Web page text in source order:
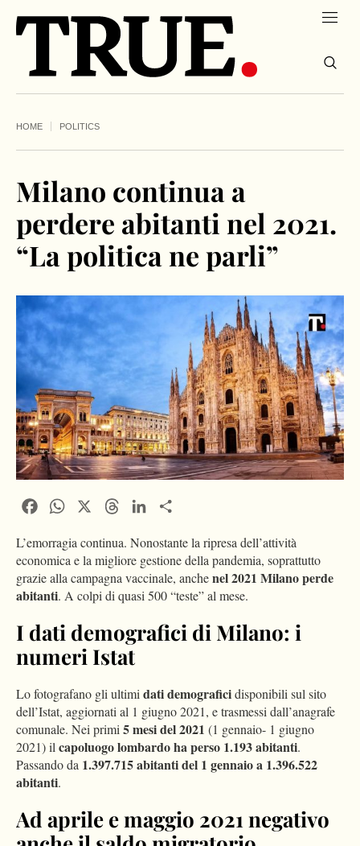
HOME POLITICS
Milano continua a
perdere abitanti nel 2021.
“La politica ne parli”
FacebookWhatsApp ThreadsLinkedIn
L’emorragia continua. Nonostante la ripresa dell’attività
economica e la migliore gestione della pandemia, soprattutto
grazie alla campagna vaccinale, anchenel 2021 Milano perde
abitanti. A colpi di quasi 500 “teste” al mese.
I dati demografici di Milano: i
numeri Istat
Lo fotografano gli ultimidati demograficidisponibili sul sito
dell’Istat, aggiornati al 1 giugno 2021, e trasmessi dall’anagrafe
comunale. Nei primi5 mesi del 2021 (1 gennaio- 1 giugno
2021) ilcapoluogo lombardo ha perso 1.193 abitanti.
Passando da 1.397.715 abitanti del 1 gennaio a 1.396.522
abitanti.
Ad aprile e maggio 2021 negativo